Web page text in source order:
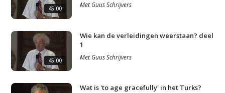
45:00 MetGuus Schrijvers
45:00
Wie kan de verleidingen weerstaan? deel
1
MetGuus Schrijvers
Wat is 'to age gracefully' in het Turks?